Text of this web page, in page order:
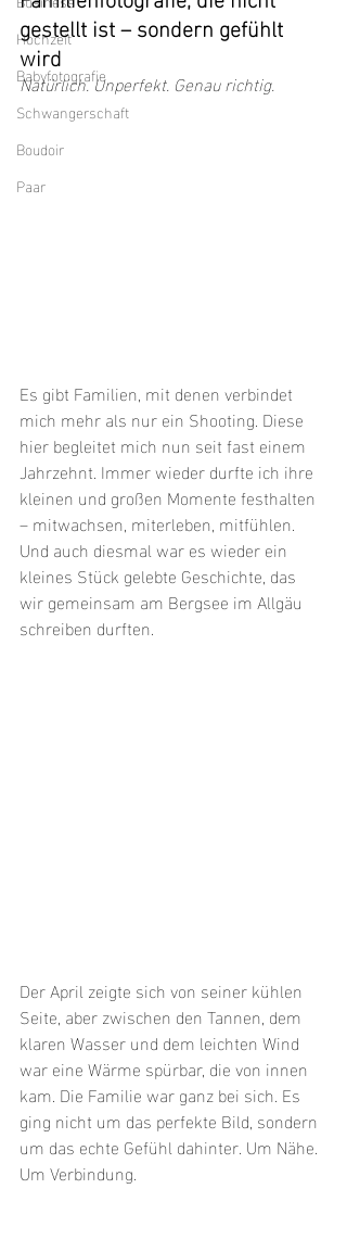
Hochzeit
Babyfotografie
Schwangerschaft
Boudoir
Paar
gestellt ist – sondern gefühlt
wird
Natürlich. Unperfekt. Genau richtig.
Es gibt Familien, mit denen verbindet
mich mehr als nur ein Shooting. Diese
hier begleitet mich nun seit fast einem
Jahrzehnt. Immer wieder durfte ich ihre
kleinen und großen Momente festhalten
– mitwachsen, miterleben, mitfühlen.
Und auch diesmal war es wieder ein
kleines Stück gelebte Geschichte, das
wir gemeinsam am Bergsee im Allgäu
schreiben durften.
Der April zeigte sich von seiner kühlen
Seite, aber zwischen den Tannen, dem
klaren Wasser und dem leichten Wind
war eine Wärme spürbar, die von innen
kam. Die Familie war ganz bei sich. Es
ging nicht um das perfekte Bild, sondern
um das echte Gefühl dahinter. Um Nähe.
Um Verbindung.